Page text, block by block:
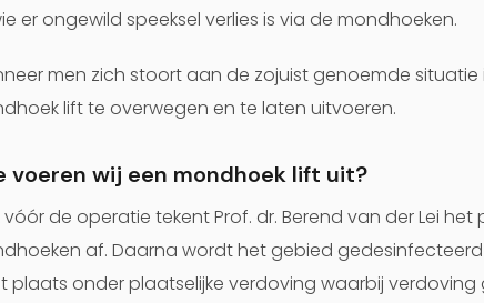
er ongewild speeksel verlies is via de mondhoeken.
men zich stoort aan de zojuist genoemde
lift te overwegen en te laten uitvoeren.
voeren wij een mondhoek lift uit?
vóór de operatie tekent Prof. dr. Berend van der Lei
af. Daarna wordt het gebied
plaats onder plaatselijke verdoving waarbij